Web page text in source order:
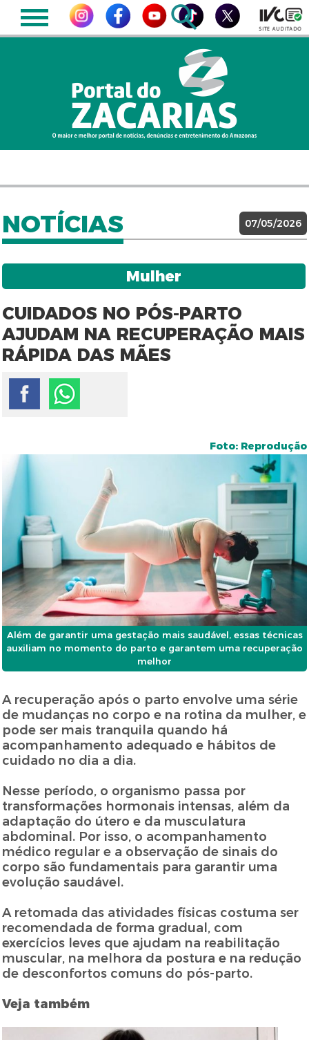
NOTÍCIAS 07/05/2026
Mulher
CUIDADOS NO PÓS-PARTO
AJUDAM NA RECUPERAÇÃO MAIS
RÁPIDA DAS MÃES
Foto: Reprodução
Além de garantir uma gestação mais saudável, essas técnicas
auxiliam no momento do parto e garantem uma recuperação
melhor
A recuperação após o parto envolve uma série
de mudanças no corpo e na rotina da mulher, e
pode ser mais tranquila quando há
acompanhamento adequado e hábitos de
cuidado no dia a dia.
Nesse período, o organismo passa por
transformações hormonais intensas, além da
adaptação do útero e da musculatura
abdominal. Por isso, o acompanhamento
médico regular e a observação de sinais do
corpo são fundamentais para garantir uma
evolução saudável.
A retomada das atividades físicas costuma ser
recomendada de forma gradual, com
exercícios leves que ajudam na reabilitação
muscular, na melhora da postura e na redução
de desconfortos comuns do pós-parto.
Veja também